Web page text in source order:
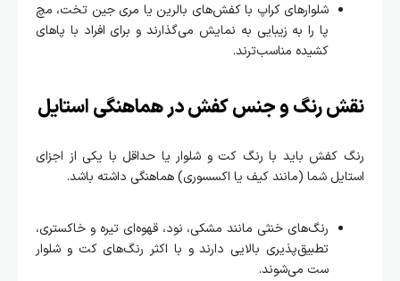
شلوارهای کراپ با کفش‌های بالرین یا مری جین تخت، مچ
پا را به زیبایی به نمایش می‌گذارند و برای افراد با پاهای
کشیده مناسب‌ترند.
نقش رنگ و جنس کفش در هماهنگی استایل
رنگ کفش باید با رنگ کت و شلوار یا حداقل با یکی از اجزای
استایل شما (مانند کیف یا اکسسوری) هماهنگی داشته باشد.
رنگ‌های خنثی مانند مشکی، نود، قهوه‌ای تیره و خاکستری،
تطبیق‌پذیری بالایی دارند و با اکثر رنگ‌های کت و شلوار
ست می‌شوند.